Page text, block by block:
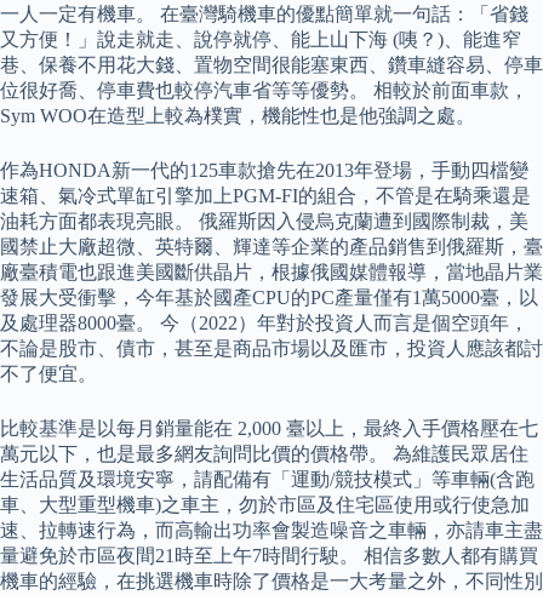
一人一定有機車。 在臺灣騎機車的優點簡單就一句話：「省錢
又方便！」說走就走、說停就停、能上山下海 (咦？)、能進窄
巷、保養不用花大錢、置物空間很能塞東西、鑽車縫容易、停車
位很好喬、停車費也較停汽車省等等優勢。 相較於前面車款，
Sym WOO在造型上較為樸實，機能性也是他強調之處。
作為HONDA新一代的125車款搶先在2013年登場，手動四檔變
速箱、氣冷式單缸引擎加上PGM-FI的組合，不管是在騎乘還是
油耗方面都表現亮眼。 俄羅斯因入侵烏克蘭遭到國際制裁，美
國禁止大廠超微、英特爾、輝達等企業的產品銷售到俄羅斯，臺
廠臺積電也跟進美國斷供晶片，根據俄國媒體報導，當地晶片業
發展大受衝擊，今年基於國產CPU的PC產量僅有1萬5000臺，以
及處理器8000臺。 今（2022）年對於投資人而言是個空頭年，
不論是股市、債市，甚至是商品市場以及匯市，投資人應該都討
不了便宜。
比較基準是以每月銷量能在 2,000 臺以上，最終入手價格壓在七
萬元以下，也是最多網友詢問比價的價格帶。 為維護民眾居住
生活品質及環境安寧，請配備有「運動/競技模式」等車輛(含跑
車、大型重型機車)之車主，勿於市區及住宅區使用或行使急加
速、拉轉速行為，而高輸出功率會製造噪音之車輛，亦請車主盡
量避免於市區夜間21時至上午7時間行駛。 相信多數人都有購買
機車的經驗，在挑選機車時除了價格是一大考量之外，不同性別